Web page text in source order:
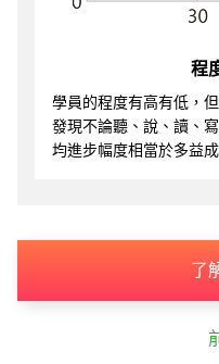
程
學員的程度有高有低，
發現不論聽、說、讀、
均進步幅度相當於多益
了